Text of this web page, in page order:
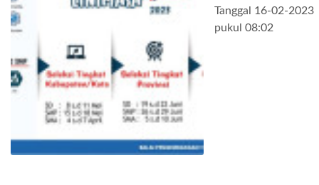
Tanggal 16-02-2023
pukul 08:02